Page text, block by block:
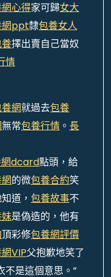
心得家可歸女大
網ppt隸包養女人
擇出賣自己當奴
情
網就過去包養
無常包養行情 。 長
網dcard點頭，給
的微包養合約笑
道， 包養故事不
是偽造的，他有
頂彩修包養網評價
VIP父抱歉地笑了
不是這個意思。”